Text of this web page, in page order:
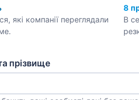
які компанії переглядали
8
В
прізвище